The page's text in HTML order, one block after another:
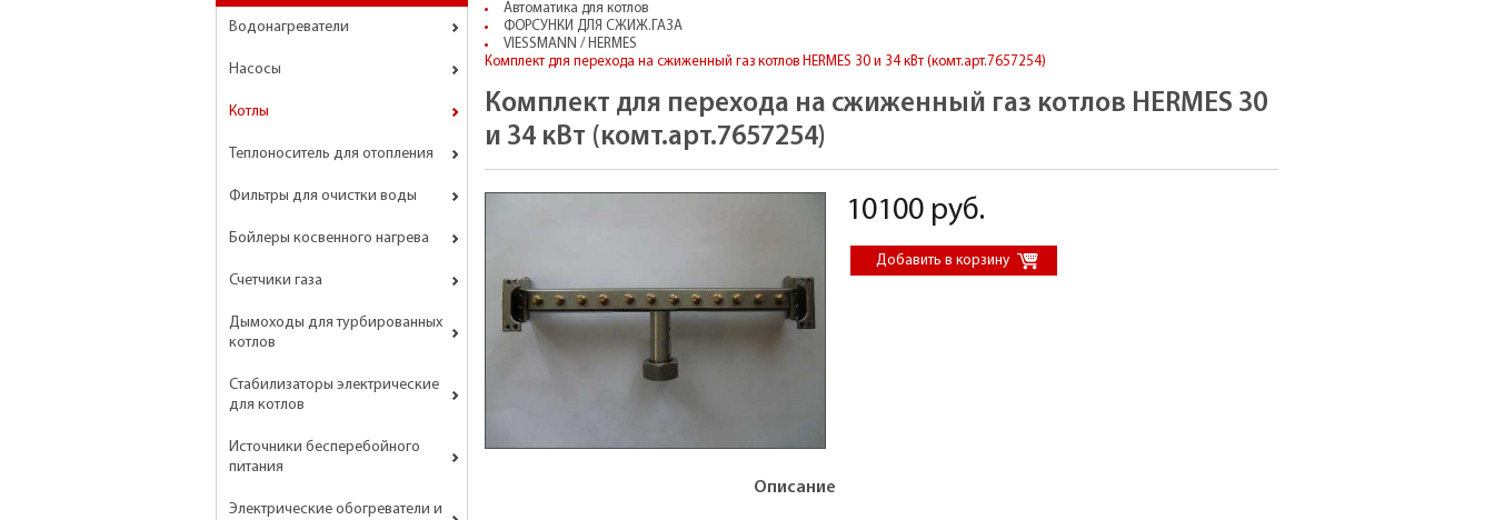
Водонагреватели
Насосы
Котлы
Теплоноситель для отопления
Фильтры для очистки воды
Бойлеры косвенного нагрева
Счетчики газа
Дымоходы для турбированных
котлов
Стабилизаторы электрические
для котлов
Источники бесперебойного
питания
Электрические обогреватели и
Автоматика для котлов
ФОРСУНКИ ДЛЯ СЖИЖ.ГАЗА
VIESSMANN / HERMES
Комплект для перехода на сжиженный газ котлов HERMES 30 и 34 кВт (комт.арт.7657254)
Комплект для перехода на сжиженный газ котлов HERMES 30
и 34 кВт (комт.арт.7657254)
10100 руб.
Описание